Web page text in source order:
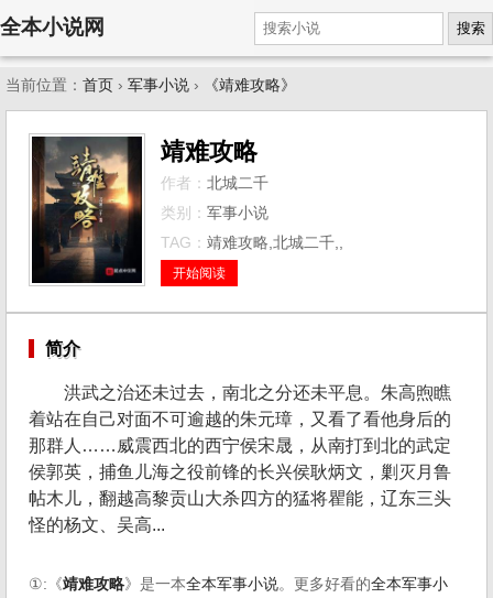
全本小说网 搜索
当前位置： 首页 › 军事小说 › 《靖难攻略》
靖难攻略
作者： 北城二千
类别： 军事小说
TAG： 靖难攻略,北城二千,,
开始阅读
简介
洪武之治还未过去，南北之分还未平息。朱高煦瞧
着站在自己对面不可逾越的朱元璋，又看了看他身后的
那群人……威震西北的西宁侯宋晟，从南打到北的武定
侯郭英，捕鱼儿海之役前锋的长兴侯耿炳文，剿灭月鲁
帖木儿，翻越高黎贡山大杀四方的猛将瞿能，辽东三头
怪的杨文、吴高...
①:《靖难攻略》是一本全本军事小说。更多好看的全本军事小